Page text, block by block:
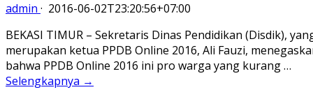
admin · 2016-06-02T23:20:56+07:00
BEKASI TIMUR – Sekretaris Dinas Pendidikan (Disdik),
merupakan ketua PPDB Online 2016, Ali Fauzi,
bahwa PPDB Online 2016 ini pro warga yang kurang …
Selengkapnya →